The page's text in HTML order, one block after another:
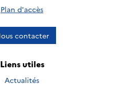
Plan d'accès
contacter
Liens utiles
Actualités